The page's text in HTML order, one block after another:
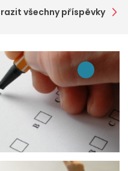
všechny příspěvky